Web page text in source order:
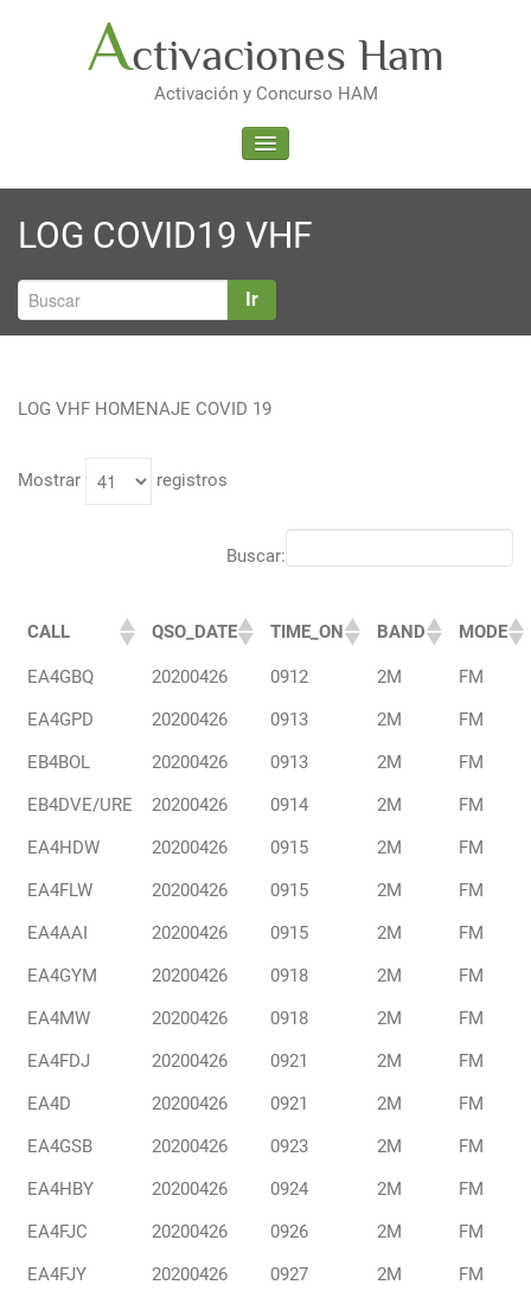
Activaciones Ham
Activación y Concurso HAM
ALTERNAR LA NAVEGACIÓN
LOG COVID19 VHF
Ir
LOG VHF HOMENAJE COVID 19
Mostrar registros
Buscar:
CALL QSO_DATE TIME_ON BAND MODE
EA4GBQ 20200426 0912 2M
FM
EA4GPD
20200426 0913 2M
FM
EB4BOL
20200426 0913 2M
FM
EB4DVE/URE
20200426 0914 2M
FM
EA4HDW
20200426 0915 2M
FM
EA4FLW
20200426 0915 2M
FM
EA4AAI
20200426 0915 2M
FM
EA4GYM
20200426 0918 2M
FM
EA4MW
20200426 0918 2M
FM
EA4FDJ
20200426 0921 2M
FM
EA4D
20200426 0921 2M
FM
EA4GSB
20200426 0923 2M
FM
EA4HBY
20200426 0924 2M
FM
EA4FJC
20200426 0926 2M
FM
EA4FJY
20200426 0927 2M
FM